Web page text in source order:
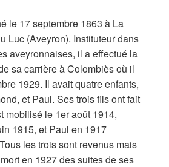
le 17 septembre 1863 à La
Luc (Aveyron). Instituteur dans
aveyronnaises, il a effectué la
sa carrière à Colombiès où il
1929. Il avait quatre enfants,
et Paul. Ses trois fils ont fait
mobilisé le 1er août 1914,
1915, et Paul en 1917
les trois sont revenus mais
en 1927 des suites de ses